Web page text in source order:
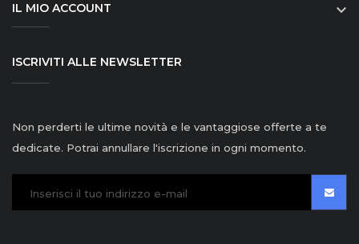
IL MIO ACCOUNT 
ISCRIVITI ALLE NEWSLETTER
Non perderti le ultime novità e le vantaggiose offerte a te
dedicate. Potrai annullare l'iscrizione in ogni momento.